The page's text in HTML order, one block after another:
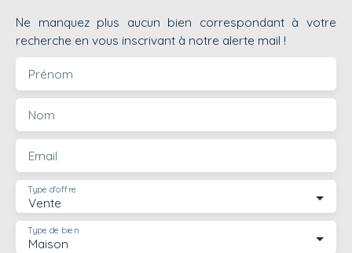
Ne manquez plus aucun bien correspondant à votre
recherche en vous inscrivant à notre alerte mail !
Prénom
Nom
Email
Vente
Type d'offre
Maison
Type de bien